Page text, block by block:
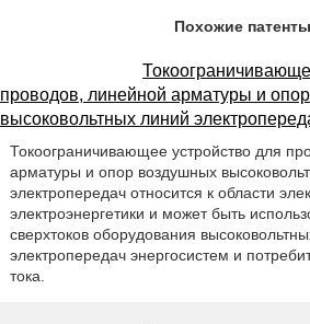
Похожие
проводов, линейной арматуры и
высоковольтных линий
Токоограничивающее устройство для
арматуры и опор воздушных
электропередач относится к области
электроэнергетики и может быть
сверхтоков оборудования
электропередач энергосистем и
тока.